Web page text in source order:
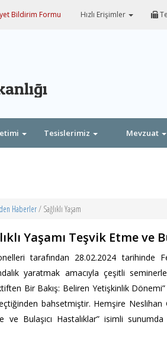
Bildirim Formu Hızlı Erişimler
Tesislerimiz Mevzuat
Haberler/ Sağlıklı Yaşam
Yaşamı Teşvik Etme ve
tarafından 28.02.2024 tarihinde
yaratmak amacıyla çeşitli
Bir Bakış: Beliren Yetişkinlik
bahsetmiştir. Hemşire
ve Bulaşıcı Hastalıklar” isimli